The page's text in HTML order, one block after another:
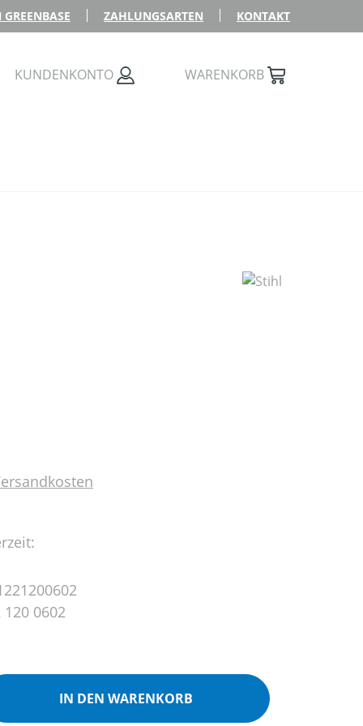
ZAHLUNGSARTEN KONTAKT
KUNDENKONTO WARENKORB
120 0602
den gewünschten Wert ein oder
IN DEN WARENKORB